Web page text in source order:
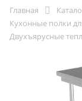
Главная
Кухонные полки
Двухъярусные